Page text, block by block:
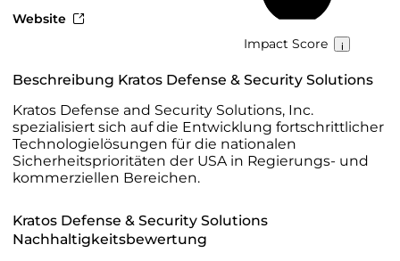
Website
Impact Score
Beschreibung Kratos Defense & Security Solutions
Kratos Defense and Security Solutions, Inc.
spezialisiert sich auf die Entwicklung fortschrittlicher
Technologielösungen für die nationalen
Sicherheitsprioritäten der USA in Regierungs- und
kommerziellen Bereichen.
Kratos Defense & Security Solutions
Nachhaltigkeitsbewertung